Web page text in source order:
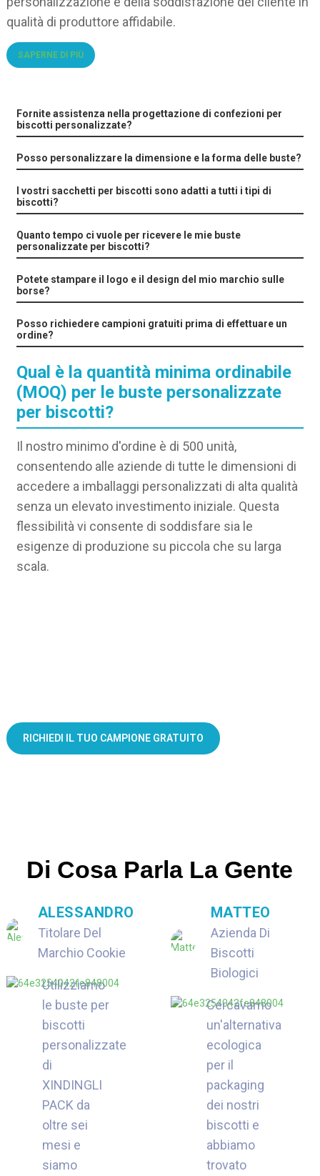
qualità di produttore affidabile.
SAPERNE DI PIÙ
Fornite assistenza nella progettazione di confezioni per
biscotti personalizzate?
Posso personalizzare la dimensione e la forma delle buste?
I vostri sacchetti per biscotti sono adatti a tutti i tipi di
biscotti?
Quanto tempo ci vuole per ricevere le mie buste
personalizzate per biscotti?
Potete stampare il logo e il design del mio marchio sulle
borse?
Posso richiedere campioni gratuiti prima di effettuare un
ordine?
Qual è la quantità minima ordinabile
(MOQ) per le buste personalizzate
per biscotti?
Il nostro minimo d'ordine è di 500 unità,
consentendo alle aziende di tutte le dimensioni di
accedere a imballaggi personalizzati di alta qualità
senza un elevato investimento iniziale. Questa
flessibilità vi consente di soddisfare sia le
esigenze di produzione su piccola che su larga
scala.
RICHIEDI IL TUO CAMPIONE GRATUITO
Di Cosa Parla La Gente
ALESSANDRO
Titolare Del
Marchio Cookie
Utilizziamo
le buste per
biscotti
personalizzate
di
XINDINGLI
PACK da
oltre sei
mesi e
siamo
MATTEO
Azienda Di
Biscotti
Biologici
Cercavamo
un'alternativa
ecologica
per il
packaging
dei nostri
biscotti e
abbiamo
trovato